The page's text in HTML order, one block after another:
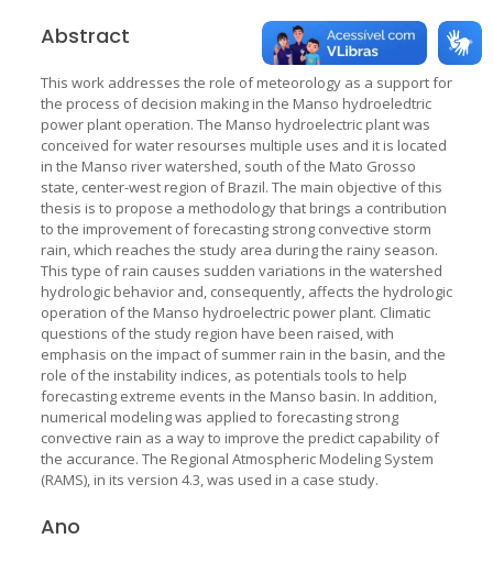
Abstract
This work addresses the role of meteorology as a support for
the process of decision making in the Manso hydroeledtric
power plant operation. The Manso hydroelectric plant was
conceived for water resourses multiple uses and it is located
in the Manso river watershed, south of the Mato Grosso
state, center-west region of Brazil. The main objective of this
thesis is to propose a methodology that brings a contribution
to the improvement of forecasting strong convective storm
rain, which reaches the study area during the rainy season.
This type of rain causes sudden variations in the watershed
hydrologic behavior and, consequently, affects the hydrologic
operation of the Manso hydroelectric power plant. Climatic
questions of the study region have been raised, with
emphasis on the impact of summer rain in the basin, and the
role of the instability indices, as potentials tools to help
forecasting extreme events in the Manso basin. In addition,
numerical modeling was applied to forecasting strong
convective rain as a way to improve the predict capability of
the accurance. The Regional Atmospheric Modeling System
(RAMS), in its version 4.3, was used in a case study.
Ano